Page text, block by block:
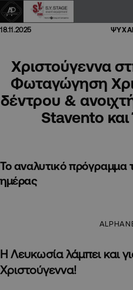
18.11.2025
Χριστούγεννα
Φωταγώγηση
δέντρου &
Stavento
Το αναλυτικό πρόγραμμα
ημέρας
Η Λευκωσία λάμπει και
Χριστούγεννα!